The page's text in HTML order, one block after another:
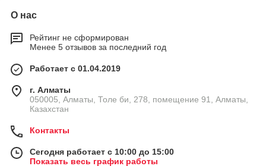
О нас
Рейтинг не сформирован
Менее 5 отзывов за последний год
Работает с 01.04.2019
г. Алматы
050005, Алматы, Толе би, 278, помещение 91, Алматы,
Казахстан
Контакты
Сегодня работает с 10:00 до 15:00
Показать весь график работы